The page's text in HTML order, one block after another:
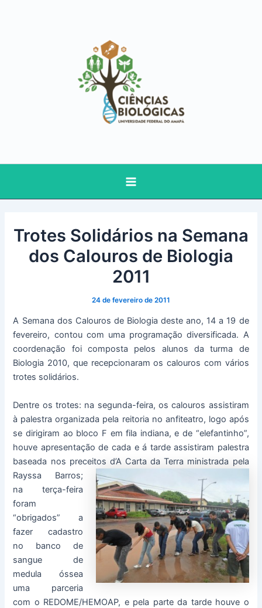
Trotes Solidários na Semana
dos Calouros de Biologia
2011
24 de fevereiro de 2011
A Semana dos Calouros de Biologia deste ano, 14 a 19 de
fevereiro, contou com uma programação diversificada. A
coordenação foi composta pelos alunos da turma de
Biologia 2010, que recepcionaram os calouros com vários
trotes solidários.
Dentre os trotes: na segunda-feira, os calouros assistiram
à palestra organizada pela reitoria no anfiteatro, logo após
se dirigiram ao bloco F em fila indiana, e de “elefantinho”,
houve apresentação de cada e á tarde assistiram palestra
baseada nos preceitos d’A Carta da Terra ministrada pela
Rayssa Barros;
na terça-feira
foram
“obrigados” a
fazer cadastro
no banco de
sangue de
medula óssea
uma parceria
com o REDOME/HEMOAP, e pela parte da tarde houve o